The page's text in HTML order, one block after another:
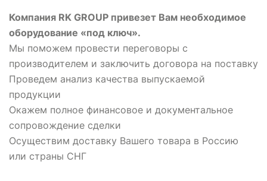
Компания RK GROUP привезет Вам необходимое
оборудование «под ключ».
Мы поможем провести переговоры с
производителем и заключить договора на поставку
Проведем анализ качества выпускаемой
продукции
Окажем полное финансовое и документальное
сопровождение сделки
Осуществим доставку Вашего товара в Россию
или страны СНГ